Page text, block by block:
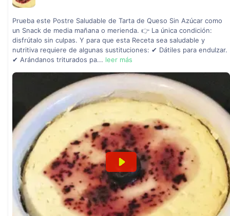
Prueba este Postre Saludable de Tarta de Queso Sin Azúcar como
un Snack de media mañana o merienda. 👉 La única condición:
disfrútalo sin culpas. Y para que esta Receta sea saludable y
nutritiva requiere de algunas sustituciones: ✔ Dátiles para endulzar.
✔ Arándanos triturados pa... leer más